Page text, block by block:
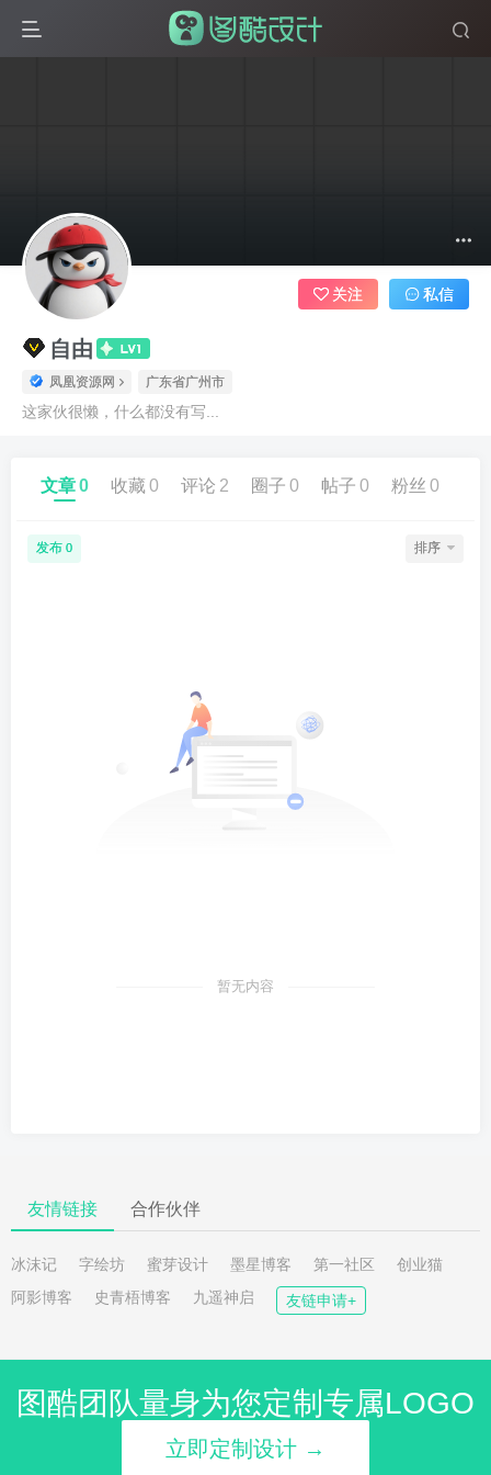
自由
凤凰资源网 广东省广州市
这家伙很懒，什么都没有写...
关注 私信
文章0 收藏 0 评论 2 圈子 0 帖子 0 粉丝 0
发布 0 排序
暂无内容
友情链接 合作伙伴
冰沫记 字绘坊 蜜芽设计 墨星博客 第一社区
创业猫
阿影博客
史青梧博客 九遥神启 友链申请+
图酷团队量身为您定制专属LOGO
立即定制设计 →